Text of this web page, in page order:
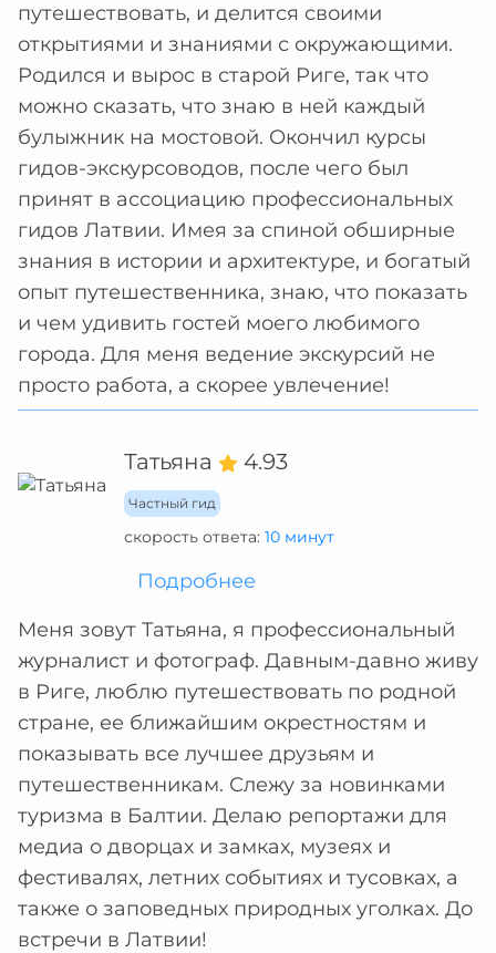
путешествовать, и делится своими
открытиями и знаниями с окружающими.
Родился и вырос в старой Риге, так что
можно сказать, что знаю в ней каждый
булыжник на мостовой. Окончил курсы
гидов-экскурсоводов, после чего был
принят в ассоциацию профессиональных
гидов Латвии. Имея за спиной обширные
знания в истории и архитектуре, и богатый
опыт путешественника, знаю, что показать
и чем удивить гостей моего любимого
города. Для меня ведение экскурсий не
просто работа, а скорее увлечение!
Татьяна 4.93
Частный гид
скорость ответа: 10 минут
Подробнее
Меня зовут Татьяна, я профессиональный
журналист и фотограф. Давным-давно живу
в Риге, люблю путешествовать по родной
стране, ее ближайшим окрестностям и
показывать все лучшее друзьям и
путешественникам. Слежу за новинками
туризма в Балтии. Делаю репортажи для
медиа о дворцах и замках, музеях и
фестивалях, летних событиях и тусовках, а
также о заповедных природных уголках. До
встречи в Латвии!